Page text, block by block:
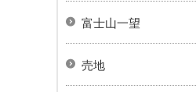
富士山一望
売地